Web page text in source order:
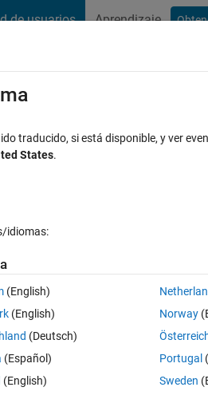
de usuarios Aprendizaje
Abrir en
except for the ones related to my
keylog values
traducido, si está disponible, y ver
States.
idiomas:
(English)
(English)
(Deutsch)
(Español)
(English)
Norway
Portugal
Sweden